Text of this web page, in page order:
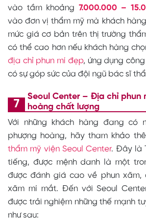
vào tầm khoảng 7.000.000 –
vào đơn vị thẩm mỹ mà khách
mức giá cơ bản trên thị trường
có thể cao hơn nếu khách hàng
địa chỉ phun mí đẹp, ứng dụng
có sự góp sức của đội ngũ bác sĩ
Seoul Center – Địa chỉ phun
hoàng chất lượng
Với những khách hàng đang có
phượng hoàng, hãy tham khảo
thẩm mỹ viện Seoul Center. Đây là
tiếng, được mệnh danh là một
được đánh giá cao về phun
xăm mí mắt. Đến với Seoul
được trải nghiệm những thế mạnh
như sau: